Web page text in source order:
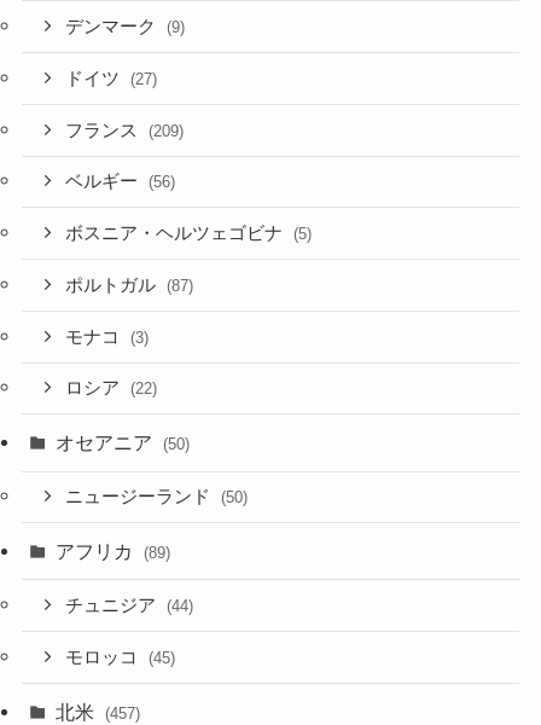
デンマーク (9)
ドイツ (27)
フランス (209)
ベルギー (56)
ボスニア・ヘルツェゴビナ (5)
ポルトガル (87)
モナコ (3)
ロシア (22)
オセアニア (50)
ニュージーランド (50)
アフリカ (89)
チュニジア (44)
モロッコ (45)
北米 (457)